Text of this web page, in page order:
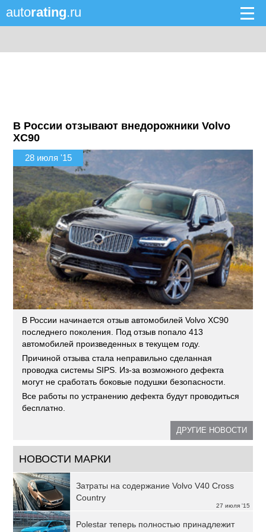
autorating.ru
В России отзывают внедорожники Volvo
XC90
28 июля '15
В России начинается отзыв автомобилей Volvo XC90
последнего поколения. Под отзыв попало 413
автомобилей произведенных в текущем году.
Причиной отзыва стала неправильно сделанная
проводка системы SIPS. Из-за возможного дефекта
могут не сработать боковые подушки безопасности.
Все работы по устранению дефекта будут проводиться
бесплатно.
ДРУГИЕ НОВОСТИ
НОВОСТИ МАРКИ
27 июля '15
Затраты на содержание Volvo V40 Cross
Country
Polestar теперь полностью принадлежит